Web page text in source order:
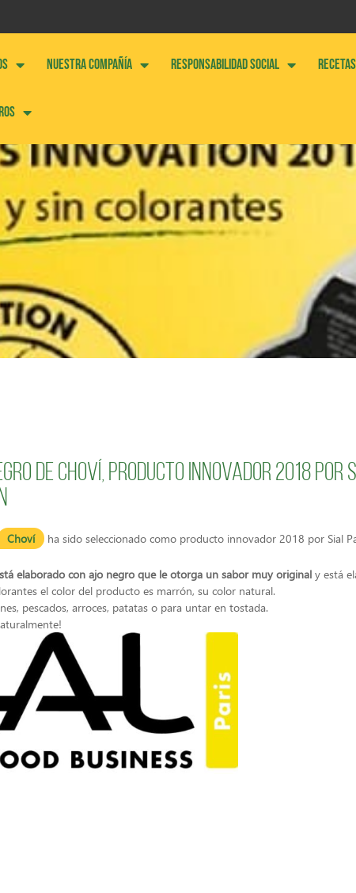
NUESTRA COMPAÑÍA RESPONSABILIDAD SOCIAL RECETAS
de Choví, producto innovador 2018 por
Choví
ha sido seleccionado como producto innovador 2018 por Sial
elaborado con ajo negro que le otorga un sabor muy original y está
el color del producto es marrón, su color natural.
pescados, arroces, patatas o para untar en tostada.